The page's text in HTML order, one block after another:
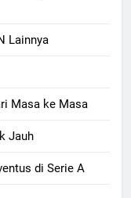
Lainnya
Masa ke Masa
Jauh
di Serie A